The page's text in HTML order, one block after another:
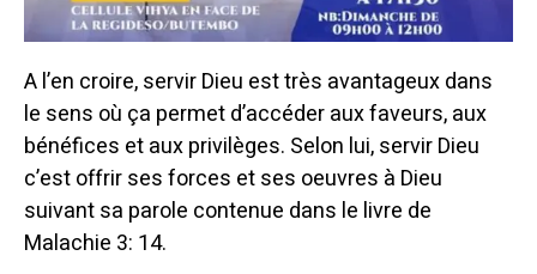
A l’en croire, servir Dieu est très avantageux dans
le sens où ça permet d’accéder aux faveurs, aux
bénéfices et aux privilèges. Selon lui, servir Dieu
c’est offrir ses forces et ses oeuvres à Dieu
suivant sa parole contenue dans le livre de
Malachie 3: 14.